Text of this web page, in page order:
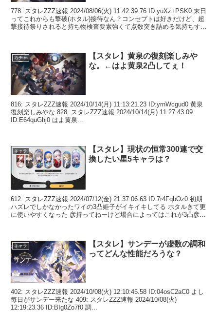
778: スタレZZZ速報 2024/08/06(火) 11:42:39.76 ID:yuXz+PSK0 末日
ってこれからも撃破(ホタル)接待なん？コンセプトは好きだけど、超
撃接待祭りされると持ち物検査要素強くて点数突き詰める気持ちすら
ガチャ
【スタレ】黄泉の復刻楽しみや
な。←はよ黄泉2凸してぇ！
816: スタレZZZ速報 2024/10/14(月) 11:13:21.23 ID:yrnWcgud0 黄泉
復刻楽しみやな 828: スタレZZZ速報 2024/10/14(月) 11:27:43.09
ID:E64quGhj0 はよ黄泉...
キャラ
【スタレ】現状の恒常300連で交
換したい星5キャラは？
612: スタレZZZ速報 2024/07/12(金) 21:37:06.63 ID:7r4FqbOz0 初期
ハズレでしかなかったワイの3凸姫子がイキイキしてる ホタルきて更
に使いやすくなった 彦持ってねーけど場合によってはこれが3凸彦だ
キャラ
【スタレ】サンデーが虚数の調和
ってどんな性能だろうな？
402: スタレZZZ速報 2024/10/08(火) 12:10:45.58 ID:04osC2aC0 よし
毎日がサンデー来たな 409: スタレZZZ速報 2024/10/08(火)
12:19:23.36 ID:BIg0Zo7f0 調...